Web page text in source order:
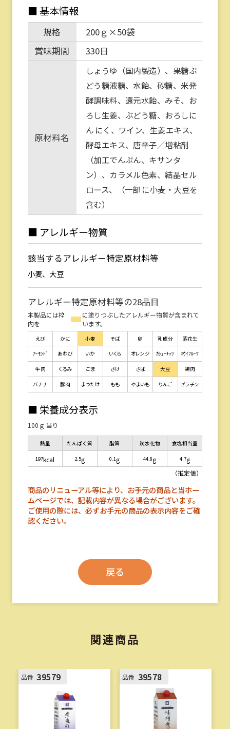
■ 基本情報
規格
200ｇ×50袋
賞味期間
330日
原材料名
しょうゆ（国内製造）、果糖ぶ
どう糖液糖、水飴、砂糖、米発
酵調味料、還元水飴、みそ、お
ろし生姜、ぶどう糖、おろしに
ん にく、ワイン、生姜エキス、
酵母エキス、唐辛子／増粘剤
（加工でんぷん、キサンタ
ン）、カラメル色素、結晶セル
ロース、（一部 に小麦・大豆を
含む）
■ アレルギー物質
該当するアレルギー特定原材料等
小麦、大豆
アレルギー特定原材料等の28品目
本製品には枠
内を
に塗りつぶしたアレルギー物質が含まれて
います。
えび かに 小麦 そば 卵 乳成分 落花生
ｱｰﾓﾝﾄﾞ あわび いか いくら オレンジ ｶｼｭｰﾅｯﾂ ｷｳｲﾌﾙｰﾂ
牛肉 くるみ ごま さけ さば 大豆 鶏肉
バナナ 豚肉 まつたけ もも やまいも りんご ゼラチン
■ 栄養成分表示
100ｇ 当り
熱量
197kcal
たんぱく質
2.5g
脂質
0.1g
炭水化物
44.8g
食塩相当量
4.7g
（推定値）
商品のリニューアル等により、お手元の商品と当ホー
ムページでは、記載内容が異なる場合がございます。
ご使用の際には、必ずお手元の商品の表示内容をご確
認ください。
戻る
関連商品
品番 39579 品番 39578